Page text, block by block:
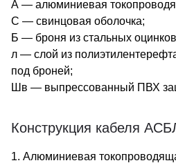
А — алюминиевая
С — свинцовая оболочка;
Б — броня из стальных
л — слой из
под броней;
Шв — выпрессованный ПВХ
Конструкция кабеля
1. Алюминиевая